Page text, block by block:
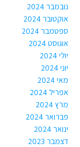
נובמבר 2024
אוקטובר 2024
ספטמבר 2024
אוגוסט 2024
יולי 2024
יוני 2024
מאי 2024
אפריל 2024
מרץ 2024
פברואר 2024
ינואר 2024
דצמבר 2023